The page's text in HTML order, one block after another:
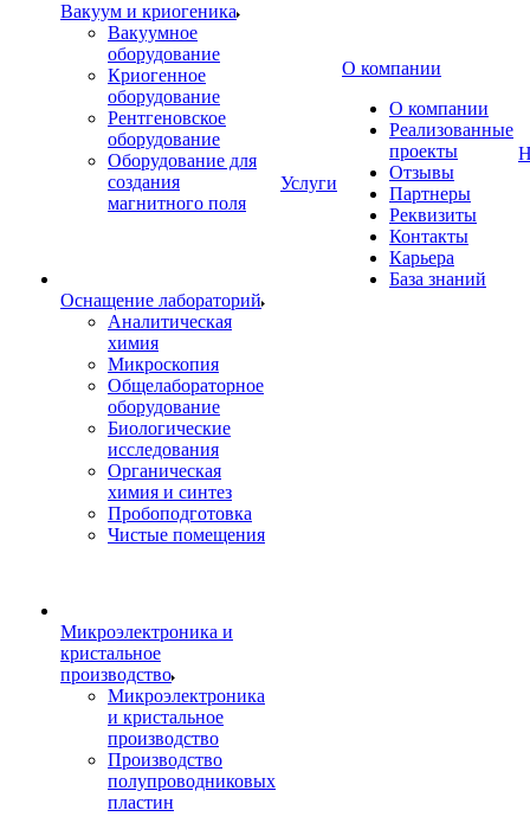
Вакуум и криогеника
Вакуумное
оборудование
Криогенное
оборудование
Рентгеновское
оборудование
Оборудование для
создания
магнитного поля
Оснащение лабораторий
Аналитическая
химия
Микроскопия
Общелабораторное
оборудование
Биологические
исследования
Органическая
химия и синтез
Пробоподготовка
Чистые помещения
Микроэлектроника и
кристальное
производство
Микроэлектроника
и кристальное
производство
Производство
полупроводниковых
пластин
Услуги
О компании
О компании
Реализованные
проекты
Отзывы
Партнеры
Реквизиты
Контакты
Карьера
База знаний